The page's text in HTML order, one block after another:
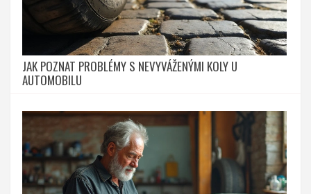
JAK POZNAT PROBLÉMY S NEVYVÁŽENÝMI KOLY U
AUTOMOBILU